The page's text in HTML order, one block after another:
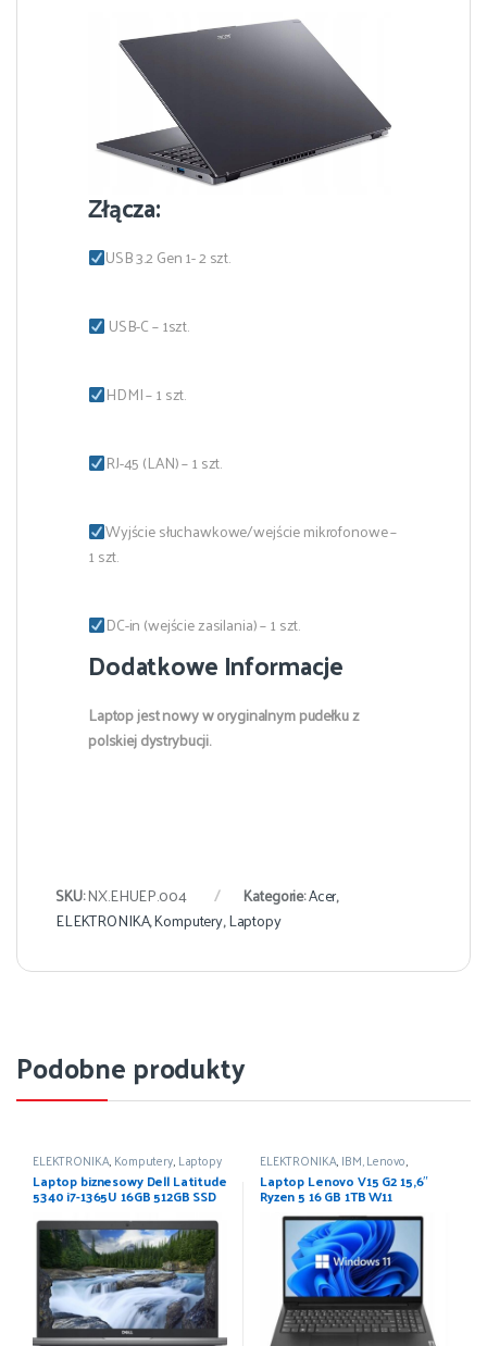
Złącza:
USB 3.2 Gen 1- 2 szt.
USB-C – 1szt.
HDMI – 1 szt.
RJ-45 (LAN) – 1 szt.
Wyjście słuchawkowe/wejście mikrofonowe –
1 szt.
DC-in (wejście zasilania) – 1 szt.
Dodatkowe Informacje
Laptop jest nowy w oryginalnym pudełku z
polskiej dystrybucji.
SKU:NX.EHUEP.004 Kategorie:Acer,
ELEKTRONIKA,Komputery,Laptopy
Podobne produkty
ELEKTRONIKA, Komputery, Laptopy
Laptop biznesowy Dell Latitude
5340 i7-1365U 16GB 512GB SSD
FHD Win11 Pro
ELEKTRONIKA, IBM, Lenovo,
Komputery,Laptopy
Laptop Lenovo V15 G2 15,6″
Ryzen 5 16 GB 1TB W11